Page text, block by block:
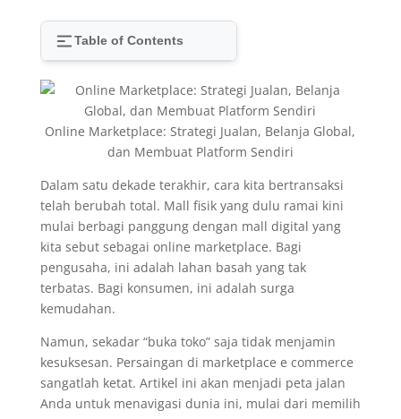
Table of Contents
Online Marketplace: Strategi Jualan, Belanja Global,
dan Membuat Platform Sendiri
Dalam satu dekade terakhir, cara kita bertransaksi
telah berubah total. Mall fisik yang dulu ramai kini
mulai berbagi panggung dengan mall digital yang
kita sebut sebagai online marketplace. Bagi
pengusaha, ini adalah lahan basah yang tak
terbatas. Bagi konsumen, ini adalah surga
kemudahan.
Namun, sekadar “buka toko” saja tidak menjamin
kesuksesan. Persaingan di marketplace e commerce
sangatlah ketat. Artikel ini akan menjadi peta jalan
Anda untuk menavigasi dunia ini, mulai dari memilih